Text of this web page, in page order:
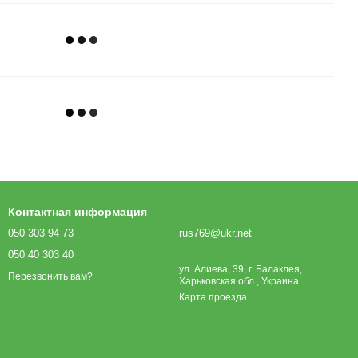
Контактная информация
050 303 94 73
050 40 303 40
Перезвонить вам?
rus769@ukr.net
ул. Алиева, 39, г. Балаклея,
Харьковская обл., Украина
Карта проезда